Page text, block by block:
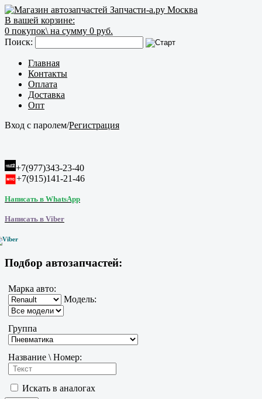
В вашей корзине:
0 покупок\ на сумму 0 руб.
Поиск:
Главная
Контакты
Оплата
Доставка
Опт
Вход с паролем/Регистрация
+7(977)343-23-40
+7(915)141-21-46
Написать в WhatsApp
Написать в Viber
Подбор автозапчастей:
Марка авто:
Модель:
Группа
Название \ Номер:
Искать в аналогах